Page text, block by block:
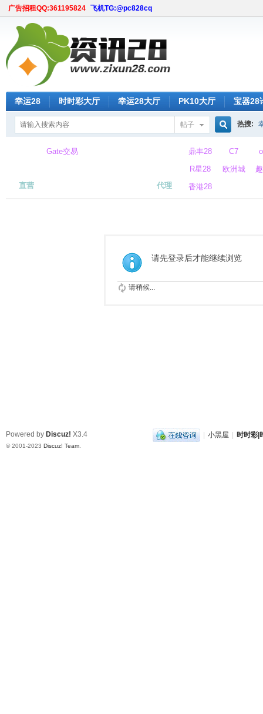
广告招租QQ:361195824 飞机TG:@pc828cq
幸运28 时时彩大厅 幸运28大厅 PK10大厅 宝器28
帖子 热搜:
直营
Gate交易
代理
鼎丰28 C7
R星28
欧洲城
香港28
请先登录后才能继续浏览
请稍候...
| 小黑屋 | 时时彩|
Powered by Discuz! X3.4
© 2001-2023 Discuz! Team